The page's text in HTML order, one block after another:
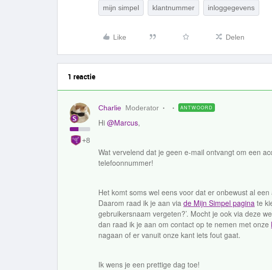
mijn simpel klantnummer inloggegevens
Like Delen
1 reactie
+8
Charlie Moderator ANTWOORD
Hi @Marcus,
Wat vervelend dat je geen e-mail ontvangt om een
telefoonnummer!
Het komt soms wel eens voor dat er onbewust al
Daarom raad ik je aan via de Mijn Simpel pagina te
gebruikersnaam vergeten?’. Mocht je ook via deze
dan raad ik je aan om contact op te nemen met onze
nagaan of er vanuit onze kant iets fout gaat.
Ik wens je een prettige dag toe!